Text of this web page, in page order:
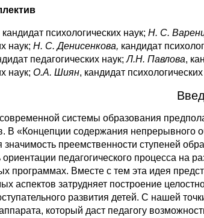
кандидат психологических наук; Н. С.
наук; Н. С. Денисенкова, кандидат
педагогических наук;Л.Н. Павлова,
наук; O.A. Шиян, кандидат
системы образования
В «Концепции содержания непрерывного
значимость преемственности ступеней
педагогического процесса на
программах. Вместе с тем эта идея
аспектов затрудняет построение
развития детей. С нашей
который даст педагогу